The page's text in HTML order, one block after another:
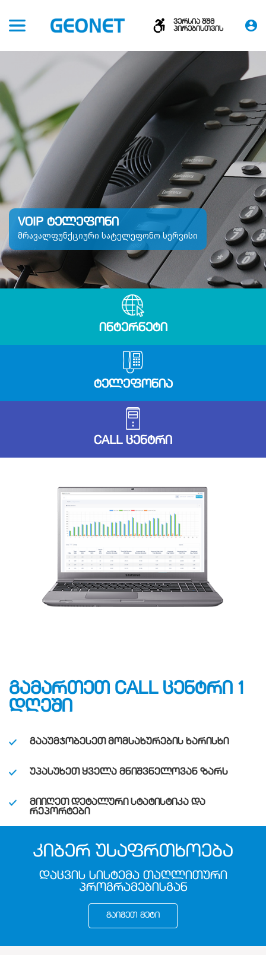
ვერსია შშმ
პირებისთვის
VOIP ᲢᲔᲚᲔᲤᲝᲜᲘ
მრავალფუნქციური სატელეფონო სერვისი
ᲘᲜᲢᲔᲠᲜᲔᲢᲘ
ᲢᲔᲚᲔᲤᲝᲜᲘᲐ
CALL ᲪᲔᲜᲢᲠᲘ
ᲒᲐᲛᲐᲠᲗᲔᲗ CALL ᲪᲔᲜᲢᲠᲘ 1
ᲓᲦᲔᲨᲘ
ᲒᲐᲐᲣᲛᲯᲝᲑᲔᲡᲔᲗ ᲛᲝᲛᲡᲐᲮᲣᲠᲔᲑᲘᲡ ᲮᲐᲠᲘᲡᲮᲘ
ᲣᲞᲐᲡᲣᲮᲔᲗ ᲧᲕᲔᲚᲐ ᲛᲜᲘᲨᲕᲜᲔᲚᲝᲕᲐᲜ ᲖᲐᲠᲡ
ᲛᲘᲘᲦᲔᲗ ᲓᲔᲢᲐᲚᲣᲠᲘ ᲡᲢᲐᲢᲘᲡᲢᲘᲙᲐ ᲓᲐ
ᲠᲔᲞᲝᲠᲢᲔᲑᲘ
ᲙᲘᲑᲔᲠ ᲣᲡᲐᲤᲠᲗᲮᲝᲔᲑᲐ
ᲓᲐᲪᲕᲘᲡ ᲡᲘᲡᲢᲔᲛᲐ ᲗᲐᲦᲚᲘᲗᲣᲠᲘ
ᲞᲠᲝᲒᲠᲐᲛᲔᲑᲘᲡᲒᲐᲜ
ᲒᲐᲘᲒᲔᲗ ᲛᲔᲢᲘ